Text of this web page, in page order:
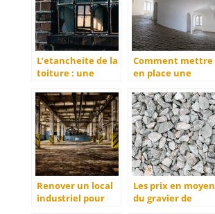
L’etancheite de la
toiture : une
Comment mettre
en place une
placo ?
Renover un local
industriel pour
Les prix en moyen
du gravier de